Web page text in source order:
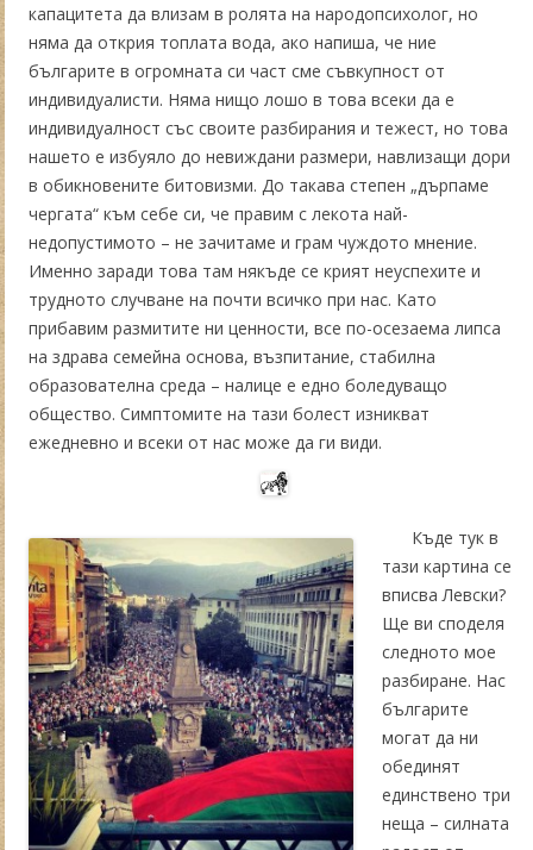
капацитета да влизам в ролята на народопсихолог, но
няма да открия топлата вода, ако напиша, че ние
българите в огромната си част сме съвкупност от
индивидуалисти. Няма нищо лошо в това всеки да е
индивидуалност със своите разбирания и тежест, но това
нашето е избуяло до невиждани размери, навлизащи дори
в обикновените битовизми. До такава степен „дърпаме
чергата“ към себе си, че правим с лекота най-
недопустимото – не зачитаме и грам чуждото мнение.
Именно заради това там някъде се крият неуспехите и
трудното случване на почти всичко при нас. Като
прибавим размитите ни ценности, все по-осезаема липса
на здрава семейна основа, възпитание, стабилна
образователна среда – налице е едно боледуващо
общество. Симптомите на тази болест изникват
ежедневно и всеки от нас може да ги види.
Къде тук в
тази картина се
вписва Левски?
Ще ви споделя
следното мое
разбиране. Нас
българите
могат да ни
обединят
единствено три
неща – силната